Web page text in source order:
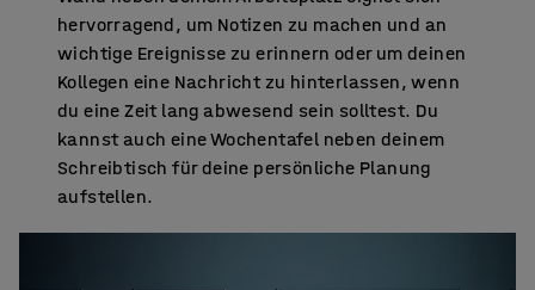
hervorragend, um Notizen zu machen und an
wichtige Ereignisse zu erinnern oder um deinen
Kollegen eine Nachricht zu hinterlassen, wenn
du eine Zeit lang abwesend sein solltest. Du
kannst auch eine Wochentafel neben deinem
Schreibtisch für deine persönliche Planung
aufstellen.